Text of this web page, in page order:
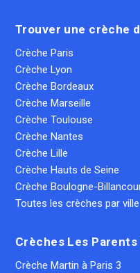
Trouver une crèche
Crèche Paris
Crèche Lyon
Crèche Bordeaux
Crèche Marseille
Crèche Toulouse
Crèche Nantes
Crèche Lille
Crèche Hauts de Seine
Crèche Boulogne-
Toutes les crèches par ville
Crèches Les Parents
Crèche Martin à Paris 3